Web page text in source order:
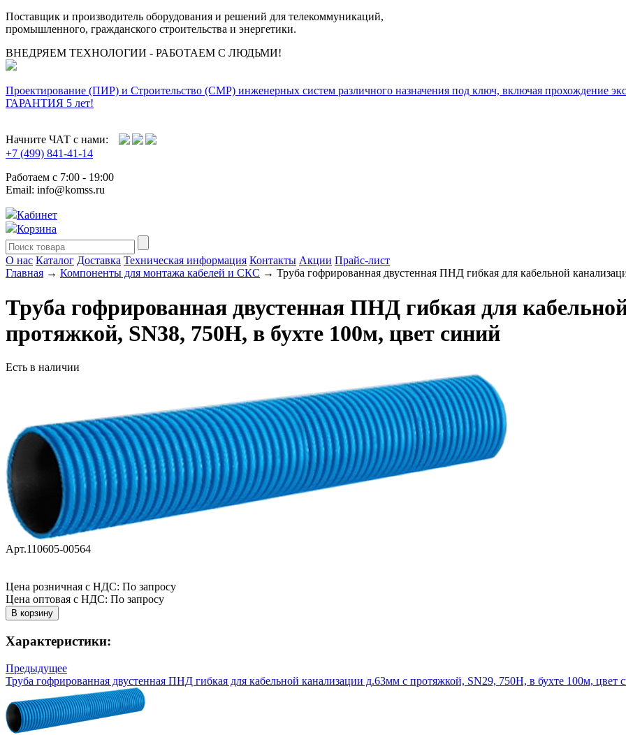
Поставщик и производитель оборудования и решений для телекоммуникаций,
промышленного, гражданского строительства и энергетики.
ВНЕДРЯЕМ ТЕХНОЛОГИИ - РАБОТАЕМ С ЛЮДЬМИ!
Проектирование (ПИР) и Cтроительство (СМР) инженерных систем различного назначения под ключ, включая
ГАРАНТИЯ 5 лет!
Начните ЧАТ с нами:
+7 (499) 841-41-14
Работаем с 7:00 - 19:00
Email: info@komss.ru
Кабинет
Корзина
О нас Каталог Доставка Техническая информация Контакты Акции Прайс-лист
Главная → Компоненты для монтажа кабелей и СКС → Труба гофрированная двустенная ПНД гибкая для кабельной
Труба гофрированная двустенная ПНД гибкая для
протяжкой, SN38, 750Н, в бухте 100м, цвет синий
Есть в наличии
Арт.110605-00564
Цена розничная с НДС: По запросу
Цена оптовая с НДС: По запросу
Характеристики:
Предыдущее
Труба гофрированная двустенная ПНД гибкая для кабельной канализации д.63мм с протяжкой, SN29, 750Н, в бухте 100м, цвет